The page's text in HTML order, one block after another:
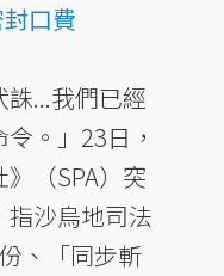
口費
誅...我們已經
。」23日，
（SPA）突
沙烏地司法
、「同步斬